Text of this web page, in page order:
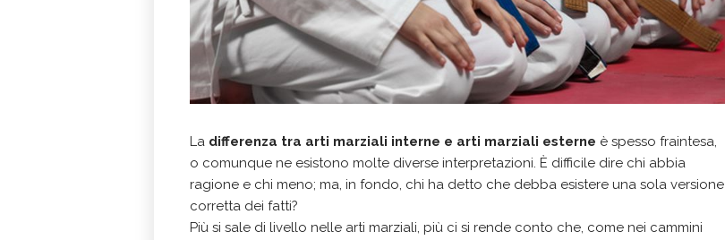
La differenza tra arti marziali interne e arti marziali esterne è spesso fraintesa,
o comunque ne esistono molte diverse interpretazioni. È difficile dire chi abbia
ragione e chi meno; ma, in fondo, chi ha detto che debba esistere una sola versione
corretta dei fatti?
Più si sale di livello nelle arti marziali, più ci si rende conto che, come nei cammini